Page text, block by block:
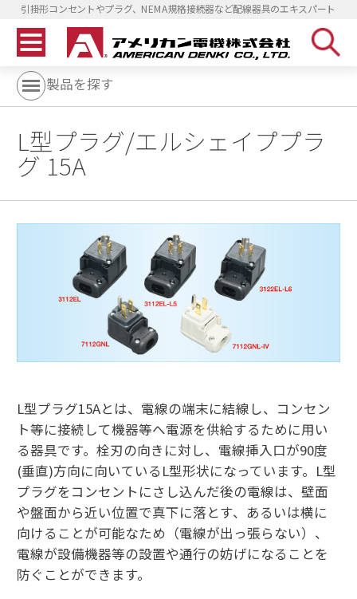
引掛形コンセントやプラグ、NEMA規格接続器など配線器具のエキスパート
製品を探す
L型プラグ/エルシェイププラ
グ 15A
L型プラグ15Aとは、電線の端末に結線し、コンセン
ト等に接続して機器等へ電源を供給するために用い
る器具です。栓刃の向きに対し、電線挿入口が90度
(垂直)方向に向いているL型形状になっています。L型
プラグをコンセントにさし込んだ後の電線は、壁面
や盤面から近い位置で真下に落とす、あるいは横に
向けることが可能なため（電線が出っ張らない）、
電線が設備機器等の設置や通行の妨げになることを
防ぐことができます。